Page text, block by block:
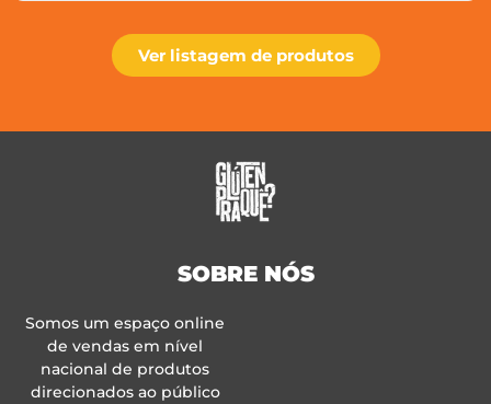
Ver listagem de produtos
SOBRE NÓS
Somos um espaço online
de vendas em nível
nacional de produtos
direcionados ao público